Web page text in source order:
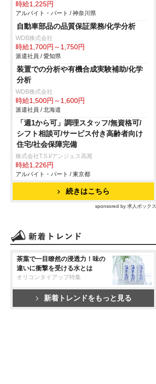
時給1,225円
アルバイト・パート / 神奈川県
自動車部品の品質保証業務/化学分析
WDB株式会社
時給1,700円～1,750円
派遣社員 / 愛知県
装置での分析や有機合成実験補助/化学
分析
WDB株式会社
時給1,500円～1,600円
派遣社員 / 北海道
「週1から可」調理スタッフ/無資格可/
シフト相談可/サービス付き高齢者向け
住宅/社会保障完備
株式会社T.S.I/アンジェス高尾
時給1,226円
アルバイト・パート / 東京都
続きはこちら
sponsored by 求人ボックス
茶葉で一目瞭然の浸透力！味の
違いに衝撃を受ける水とは
オリコンタイアップ特集
新着トレンドをもっと見る